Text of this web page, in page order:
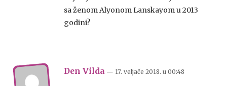
sa ženom Alyonom Lanskayom u 2013
godini?
Den Vilda — 17. veljače 2018. u 00:48